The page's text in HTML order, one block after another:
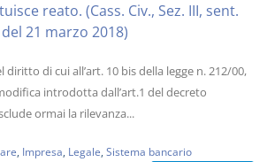
reato. (Cass. Civ., Sez. III, sent.
21 marzo 2018)
diritto di cui all’art. 10 bis della legge n. 212/00,
introdotta dall’art.1 del decreto
ormai la rilevanza...
Impresa Legale Sistema bancario